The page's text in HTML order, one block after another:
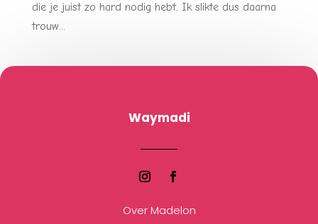
die je juist zo hard nodig hebt. Ik slikte dus daarna
trouw...
Waymadi
Over Madelon